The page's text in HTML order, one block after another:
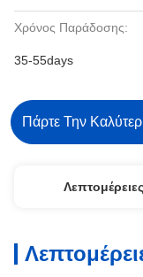
Χρόνος Παράδοσης:
35-55days
Πάρτε Την
Λεπτομέρειες